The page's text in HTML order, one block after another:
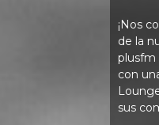
¡Nos
de la
plusfm
con
sus